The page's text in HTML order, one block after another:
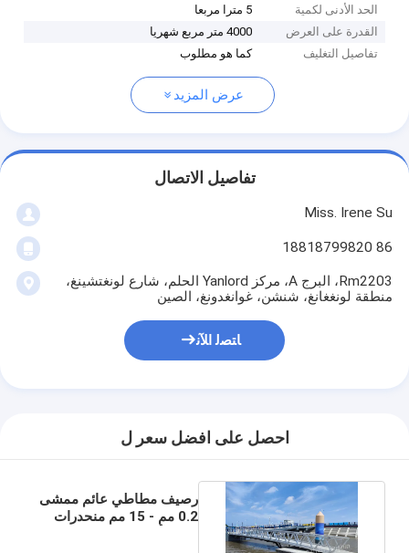
الحد الأدنى لكمية
5 مترا مربعا
القدرة على العرض
4000 متر مربع شهريا
تفاصيل التغليف
كما هو مطلوب
عرض المزيد
تفاصيل الاتصال
Miss. Irene Su
86 18818799820
Rm2203، البرج A، مركز Yanlord الحلم، شارع لونغتشينغ،
منطقة لونغغانغ، شنشن، غوانغدونغ، الصين
ﺎﺘﺼﻟ ﺍﻶﻧ
احصل على افضل سعر ل
رصيف مطاطي عائم ممشى
0.2 مم - 15 مم منحدرات